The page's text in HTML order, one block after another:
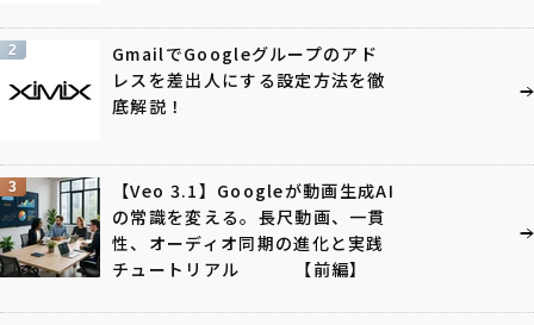
2
GmailでGoogleグループのアド
レスを差出人にする設定方法を徹
底解説！
3
【Veo 3.1】Googleが動画生成AI
の常識を変える。長尺動画、一貫
性、オーディオ同期の進化と実践
チュートリアル 【前編】